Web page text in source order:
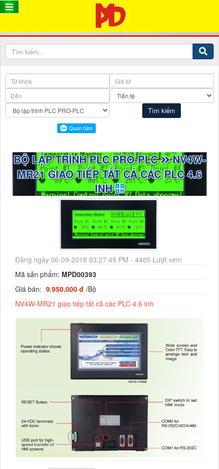
BỘ LẬP TRÌNH PLC PRO-PLC NV4W-
MR21 GIAO TIẾP TẤT CẢ CÁC PLC 4.6
INH
Đăng ngày 06-09-2018 03:27:45 PM - 4485 Lượt xem
Mã sản phẩm: MPD00393
Giá bán: 9.950.000 đ /Bộ
NV4W-MR21 giao tiếp tất cả các PLC 4.6 inh